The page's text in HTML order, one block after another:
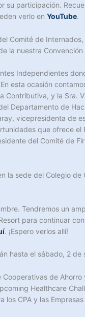
participación.
verlo en YouTube.
Comité de
la nuestra Convención
Independientes
esta ocasión
Contributiva, y la Sra.
Departamento de
vicepresidenta de
que ofrece el
del Comité de
sede del Colegio
Tendremos un
para continuar
. ¡Espero verlos allí!
hasta el sábado, 2
de
Healthcare
CPA y las